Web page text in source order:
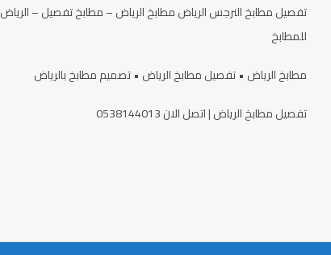
تفصيل مطابخ النرجس الرياض مطابخ الرياض – مطابخ تفصيل – الرياض
للمطابخ
مطابخ الرياض • تفصيل مطابخ الرياض • تصميم مطابخ بالرياض
تفصيل مطابخ الرياض | اتصل الان 0538144013